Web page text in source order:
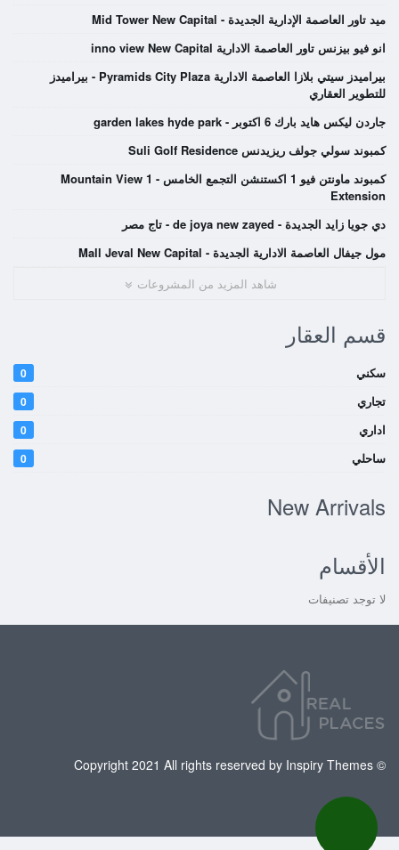
ميد تاور العاصمة الإدارية الجديدة - Mid Tower New Capital
انو فيو بيزنس تاور العاصمة الادارية inno view New Capital
بيراميدز سيتي بلازا العاصمة الادارية Pyramids City Plaza - بيراميدز
للتطوير العقاري
جاردن ليكس هايد بارك 6 اكتوبر - garden lakes hyde park
كمبوند سولي جولف ريزيدنس Suli Golf Residence
كمبوند ماونتن فيو 1 اكستنشن التجمع الخامس - Mountain View 1
Extension
دي جويا زايد الجديدة - de joya new zayed - تاج مصر
مول جيفال العاصمة الادارية الجديدة - Mall Jeval New Capital
شاهد المزيد من المشروعات
قسم العقار
سكني 0
تجاري 0
اداري 0
ساحلي 0
New Arrivals
الأقسام
لا توجد تصنيفات
© Copyright 2021 All rights reserved by Inspiry Themes